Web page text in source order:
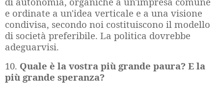
e ordinate a un'idea verticale e a una visione
condivisa, secondo noi costituiscono il modello
di società preferibile. La politica dovrebbe
adeguarvisi.
10. Quale è la vostra più grande paura? E la
più grande speranza?